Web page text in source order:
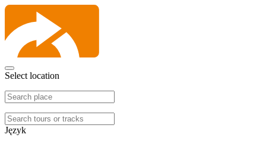
Select location
Język